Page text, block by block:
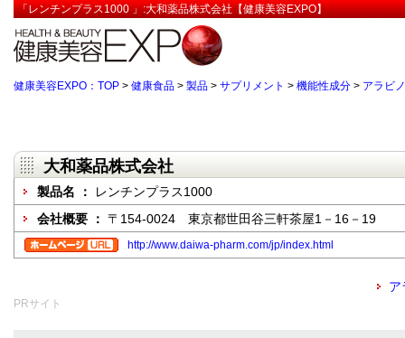
「レンチンプラス1000 」:大和薬品株式会社【健康美容EXPO】
健康美容EXPO：TOP > 健康食品 > 製品 > サプリメント > 機能性成分 > アラビ
大和薬品株式会社
製品名 ：
レンチンプラス1000
会社概要 ： 〒154-0024 東京都世田谷三軒茶屋1－16－19
http://www.daiwa-pharm.com/jp/index.html
ア
PRサイト